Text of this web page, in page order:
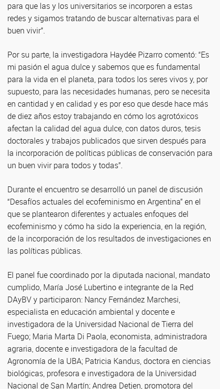
para que las y los universitarios se incorporen a estas
redes y sigamos tratando de buscar alternativas para el
buen vivir”.
Por su parte, la investigadora Haydée Pizarro comentó: “Es
mi pasión el agua dulce y sabemos que es fundamental
para la vida en el planeta, para todos los seres vivos y, por
supuesto, para las necesidades humanas, pero se necesita
en cantidad y en calidad y es por eso que desde hace más
de diez años estoy trabajando en cómo los agrotóxicos
afectan la calidad del agua dulce, con datos duros, tesis
doctorales y trabajos publicados que sirven después para
la incorporación de políticas públicas de conservación para
un buen vivir para todos y todas”.
Durante el encuentro se desarrolló un panel de discusión
“Desafíos actuales del ecofeminismo en Argentina” en el
que se plantearon diferentes y actuales enfoques del
ecofeminismo y cómo ha sido la experiencia, en la región,
de la incorporación de los resultados de investigaciones en
las políticas públicas.
El panel fue coordinado por la diputada nacional, mandato
cumplido, María José Lubertino e integrante de la Red
DAyBV y participaron: Nancy Fernández Marchesi,
especialista en educación ambiental y docente e
investigadora de la Universidad Nacional de Tierra del
Fuego; Maria Marta Di Paola, economista, administradora
agraria, docente e investigadora de la facultad de
Agronomía de la UBA; Patricia Kandus, doctora en ciencias
biológicas, profesora e investigadora de la Universidad
Nacional de San Martín; Andrea Detjen, promotora del